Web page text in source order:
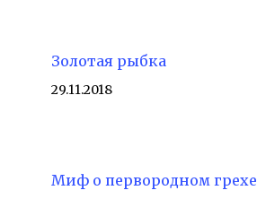
Золотая рыбка
29.11.2018
Миф о первородном грехе